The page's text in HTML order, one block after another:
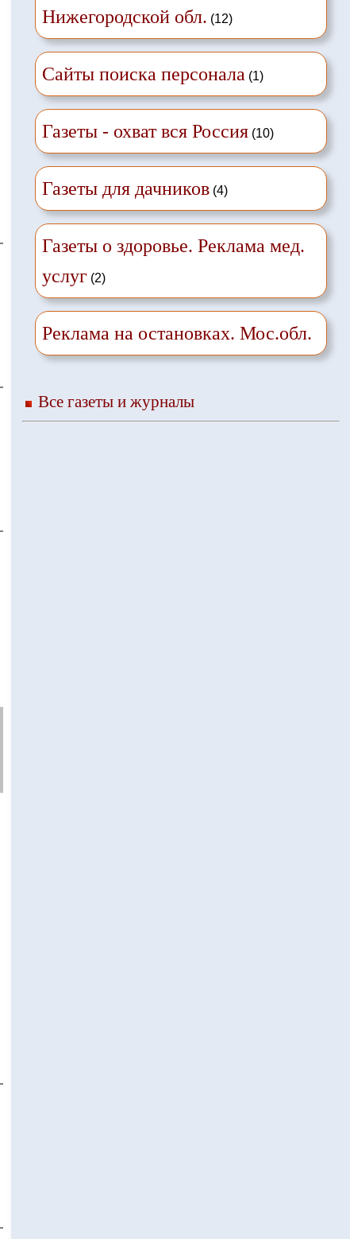
Нижегородской обл. (12)
Сайты поиска персонала(1)
Газеты - охват вся Россия(10)
Газеты для дачников(4)
Газеты о здоровье. Реклама мед.
услуг(2)
Реклама на остановках. Мос.обл.
Все газеты и журналы